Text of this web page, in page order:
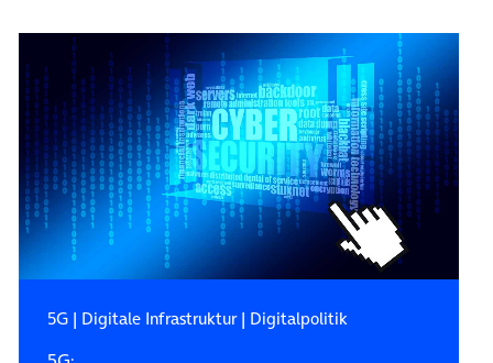
5G| Digitale Infrastruktur| Digitalpolitik